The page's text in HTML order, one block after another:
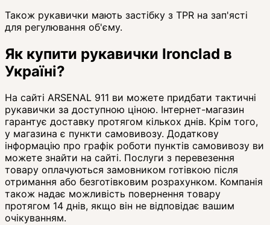
Також рукавички мають застібку з TPR на зап'ясті
для регулювання об'єму.
Як купити рукавички Ironclad в
Україні?
На сайті ARSENAL 911 ви можете придбати тактичні
рукавички за доступною ціною. Інтернет-магазин
гарантує доставку протягом кількох днів. Крім того,
у магазина є пункти самовивозу. Додаткову
інформацію про графік роботи пунктів самовивозу ви
можете знайти на сайті. Послуги з перевезення
товару оплачуються замовником готівкою після
отримання або безготівковим розрахунком. Компанія
також надає можливість повернення товару
протягом 14 днів, якщо він не відповідає вашим
очікуванням.